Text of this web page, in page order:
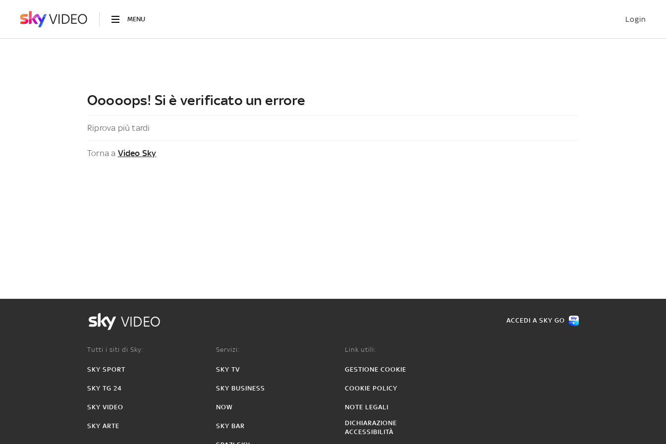
MENU Login
Ooooops! Si è verificato un errore
Riprova più tardi
Torna a Video Sky
VIDEO ACCEDI A SKY GO
Tutti i siti di Sky:
SKY SPORT
SKY TG 24
SKY VIDEO
SKY ARTE
Servizi:
SKY TV
SKY BUSINESS
NOW
SKY BAR
Link utili:
GESTIONE COOKIE
COOKIE POLICY
NOTE LEGALI
DICHIARAZIONE
ACCESSIBILITÀ